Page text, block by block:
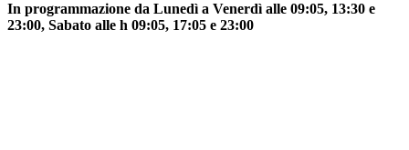
In programmazione da Lunedì a Venerdì alle 09:05, 13:30 e
23:00, Sabato alle h 09:05, 17:05 e 23:00